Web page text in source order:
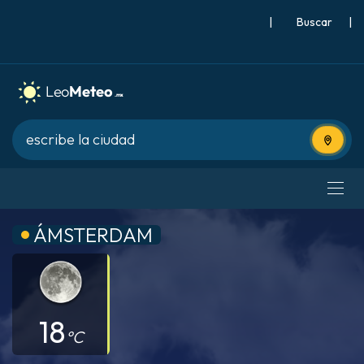
| |
Usa tu
ÁMSTERDAM
18 °C